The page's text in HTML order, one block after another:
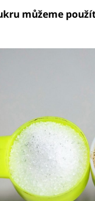
můžeme